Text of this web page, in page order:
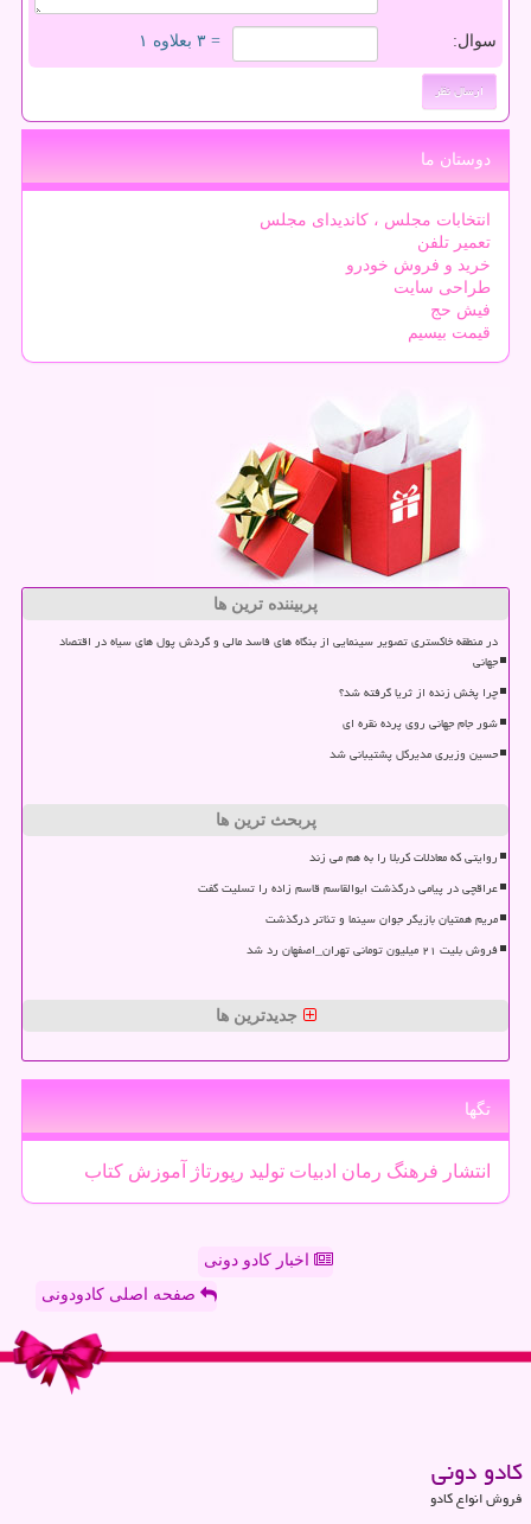
سوال: = ۳ بعلاوه ۱
دوستان ما
انتخابات مجلس ، کاندیدای مجلس
تعمیر تلفن
خرید و فروش خودرو
طراحی سایت
فیش حج
قیمت بیسیم
پربیننده ترین ها
در منطقه خاکستری تصویر سینمایی از بنگاه های فاسد مالی و گردش پول های سیاه در اقتصاد
جهانی
چرا پخش زنده از ثریا گرفته شد؟
شور جام جهانی روی پرده نقره ای
حسین وزیری مدیرکل پشتیبانی شد
پربحث ترین ها
روایتی که معادلات کربلا را به هم می زند
عراقچی در پیامی درگذشت ابوالقاسم قاسم زاده را تسلیت گفت
مریم همتیان بازیگر جوان سینما و تئاتر درگذشت
فروش بلیت ۲۱ میلیون تومانی تهران_اصفهان رد شد
جدیدترین ها
تگها
انتشار فرهنگ رمان ادبیات تولید رپورتاژ آموزش كتاب
اخبار کادو دونی
صفحه اصلی کادودونی
كادو دونی
فروش انواع کادو